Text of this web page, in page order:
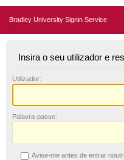
Bradley University Signin Service
Insira o seu utilizador e
Utilizador:
Palavra-passe:
Avise-me antes de entrar